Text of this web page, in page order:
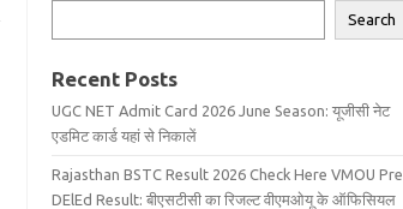
Search
Recent Posts
UGC NET Admit Card 2026 June Season: यूजीसी नेट
एडमिट कार्ड यहां से निकालें
Rajasthan BSTC Result 2026 Check Here VMOU Pre
DElEd Result: बीएसटीसी का रिजल्ट वीएमओयू के ऑफिसियल